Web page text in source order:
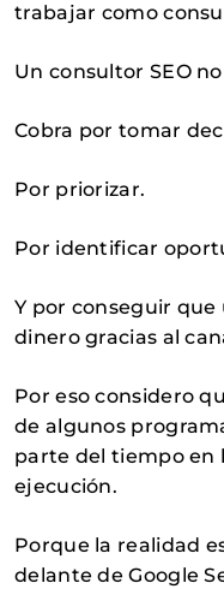
trabajar como
Un consultor SEO
Cobra por tomar
Por priorizar.
Por identificar
Y por conseguir
dinero gracias al
Por eso considero
de algunos
parte del tiempo en
ejecución.
Porque la realidad
delante de Google